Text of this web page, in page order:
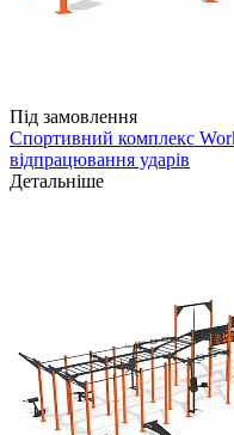
Під замовлення
Спортивний комплекс
відпрацювання ударів
Детальніше